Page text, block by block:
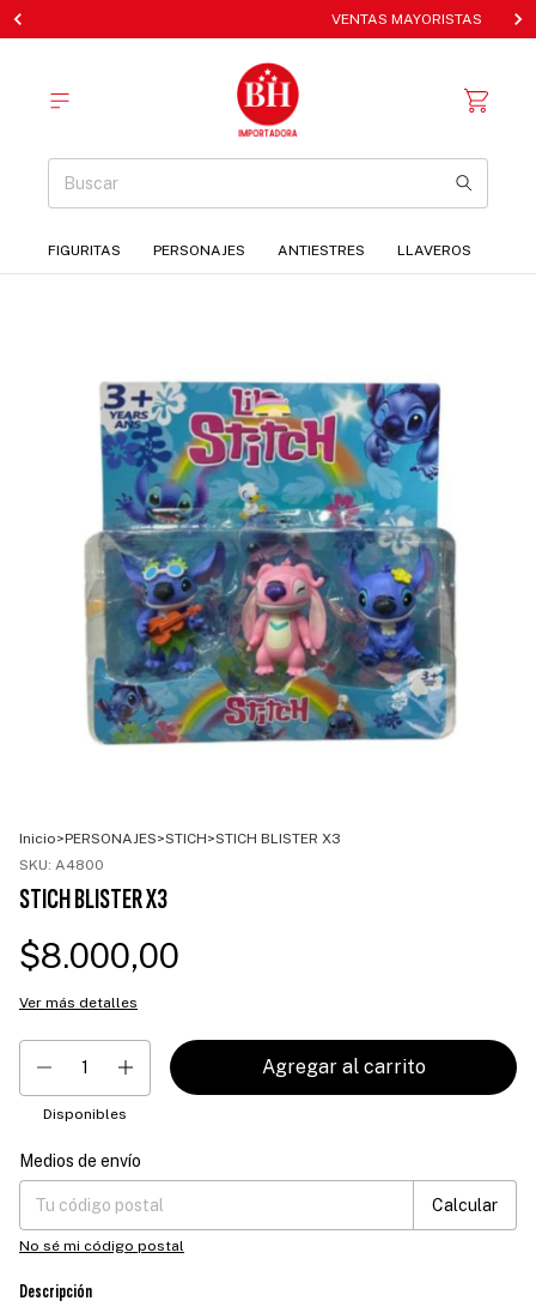
VENTAS MAYORISTAS
FIGURITAS PERSONAJES ANTIESTRES LLAVEROS
Inicio>PERSONAJES>STICH>STICH BLISTER X3
SKU: A4800
STICH BLISTER X3
$8.000,00
Ver más detalles
Disponibles
Entregas para el CP:
Medios de envío
Calcular
No sé mi código postal
Descripción